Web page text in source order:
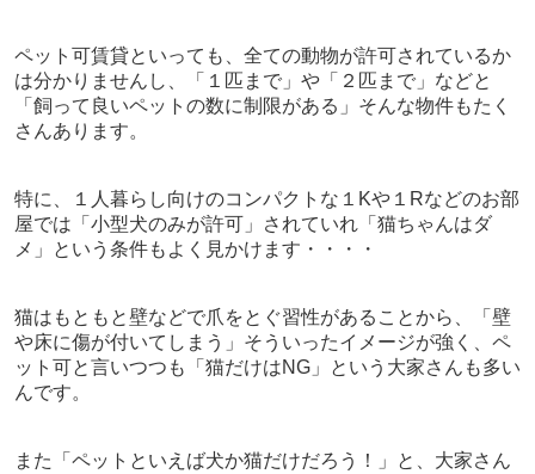
ペット可賃貸といっても、全ての動物が許可されているか
は分かりませんし、「１匹まで」や「２匹まで」などと
「飼って良いペットの数に制限がある」そんな物件もたく
さんあります。
特に、１人暮らし向けのコンパクトな１Kや１Rなどのお部
屋では「小型犬のみが許可」されていれ「猫ちゃんはダ
メ」という条件もよく見かけます・・・・
猫はもともと壁などで爪をとぐ習性があることから、「壁
や床に傷が付いてしまう」そういったイメージが強く、ペ
ット可と言いつつも「猫だけはNG」という大家さんも多い
んです。
また「ペットといえば犬か猫だけだろう！」と、大家さん